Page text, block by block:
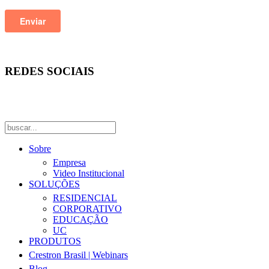
REDES SOCIAIS
Sobre
Empresa
Video Institucional
SOLUÇÕES
RESIDENCIAL
CORPORATIVO
EDUCAÇÃO
UC
PRODUTOS
Crestron Brasil | Webinars